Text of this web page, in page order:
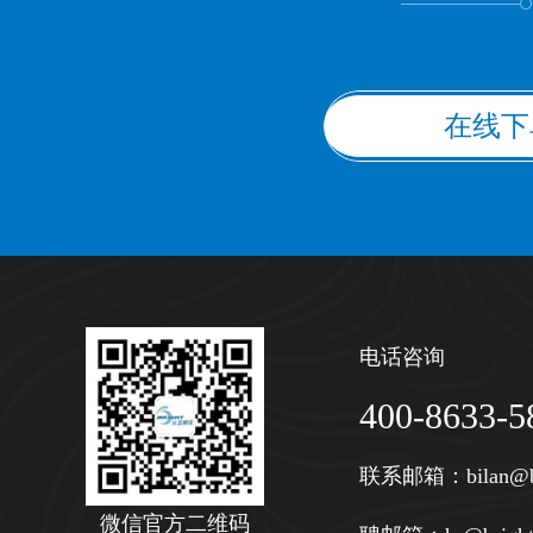
在线
微信官方二维码
电话咨询
400-8633-
联系邮箱：